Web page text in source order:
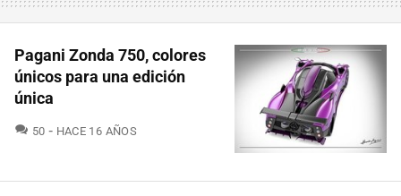
Pagani Zonda 750, colores
únicos para una edición
única
50 COMENTARIOS
HACE 16 AÑOS